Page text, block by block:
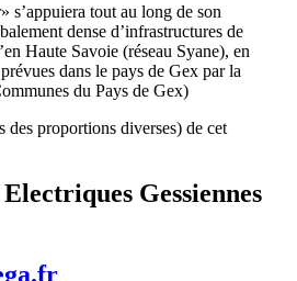
s’appuiera tout au long de son
dense d’infrastructures de
Haute Savoie (réseau Syane), en
dans le pays de Gex par la
du Pays de Gex)
des proportions diverses) de cet
Gessiennes